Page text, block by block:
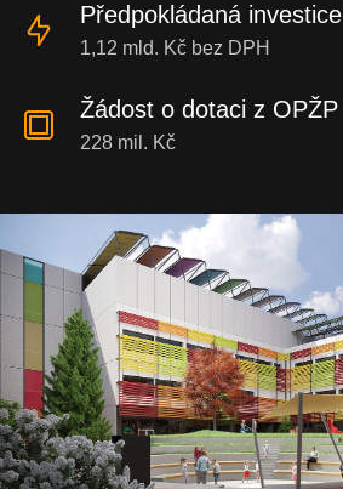
Předpokládaná investice
1,12 mld. Kč bez DPH
Žádost o dotaci z OPŽP
228 mil. Kč